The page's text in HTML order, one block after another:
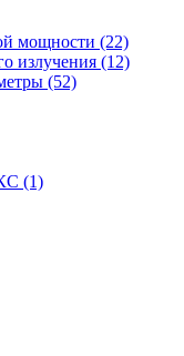
мощности (22)
излучения (12)
(52)
(1)